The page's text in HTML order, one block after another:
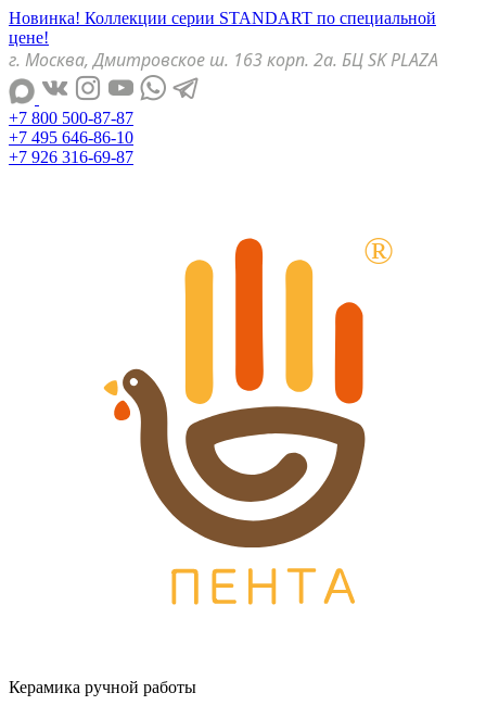
Новинка! Коллекции серии STANDART по специальной
цене!
г. Москва, Дмитровское ш. 163 корп. 2а. БЦ SK PLAZA
+7 800 500-87-87
+7 495 646-86-10
+7 926 316-69-87
Керамика ручной работы